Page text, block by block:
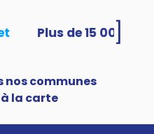
nos communes
la carte